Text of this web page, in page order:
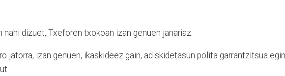
nahi dizuet, Txeforen txokoan izan genuen janariaz.
jatorra, izan genuen, ikaskideez gain, adiskidetasun polita garrantzitsua egin